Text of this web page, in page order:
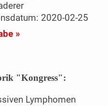
2020-02-25
»
"Kongress":
Lymphomen